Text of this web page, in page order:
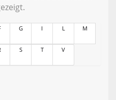
G I L M
S T V